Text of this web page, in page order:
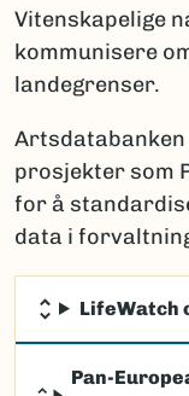
Vitenskapelige
kommunisere
landegrenser.
prosjekter som
for å
data i
LifeWatch
Pan-